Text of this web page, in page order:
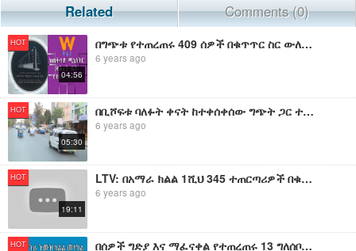
Related Comments (0)
HOT
04:56
በግጭቱ የተጠረጠሩ 409 ሰዎች በቁጥጥር ስር ውለዋል-2
6 years ago
HOT
05:30
በቢሾፍቱ ባለፉት ቀናት ከተቀሰቀሰው ግጭት ጋር ተያይዞ የተጠረጠሩ ግለሰቦች በቁጥጥር ስር ውለዋል
6 years ago
HOT
19:11
LTV: በአማራ ክልል 1ሺህ 345 ተጠርጣሪዎች በቁጥጥር ስር ውለዋል
6 years ago
HOT በሰዎች ግድያ እና ማፈናቀል የተጠረጠሩ 13 ግለሰቦች በቁጥጥር ሥር ዋሉ፡፡